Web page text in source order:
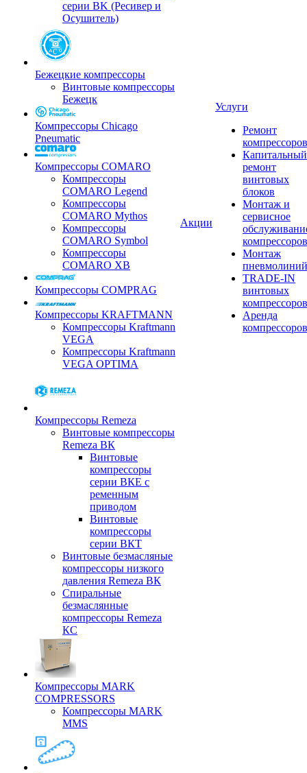
серии BK (Ресивер и
Осушитель)
Бежецкие компрессоры
Винтовые компрессоры
Бежецк
Компрессоры Chicago
Pneumatic
Компрессоры COMARO
Компрессоры
COMARO Legend
Компрессоры
COMARO Mythos
Компрессоры
COMARO Symbol
Компрессоры
COMARO XB
Компрессоры COMPRAG
Компрессоры KRAFTMANN
Компрессоры Kraftmann
VEGA
Компрессоры Kraftmann
VEGA OPTIMA
Компрессоры Remeza
Винтовые компрессоры
Remeza ВК
Винтовые
компрессоры
серии ВКЕ с
ременным
приводом
Винтовые
компрессоры
серии ВКТ
Винтовые безмасляные
компрессоры низкого
давления Remeza ВК
Спиральные
безмаслянные
компрессоры Remeza
КС
Компрессоры MARK
COMPRESSORS
Компрессоры MARK
MMS
Акции
Услуги
Ремонт
компрессоров
Капитальный
ремонт
винтовых
блоков
Монтаж и
сервисное
компрессоров
Монтаж
пневмолиний
TRADE-IN
винтовых
компрессоров
Аренда
компрессоров